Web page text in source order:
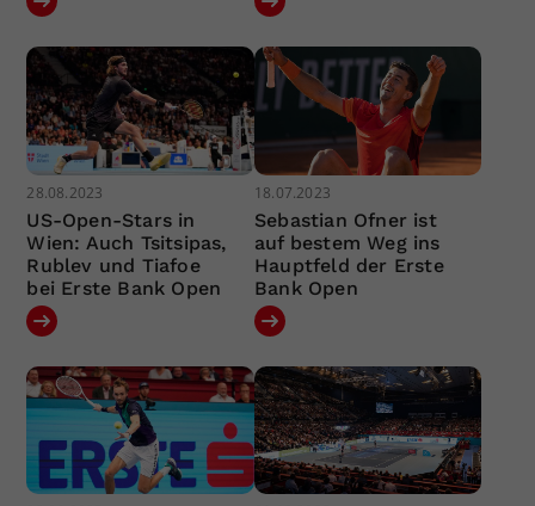
28.08.2023
US-Open-Stars in
Wien: Auch Tsitsipas,
Rublev und Tiafoe
bei Erste Bank Open
18.07.2023
Sebastian Ofner ist
auf bestem Weg ins
Hauptfeld der Erste
Bank Open